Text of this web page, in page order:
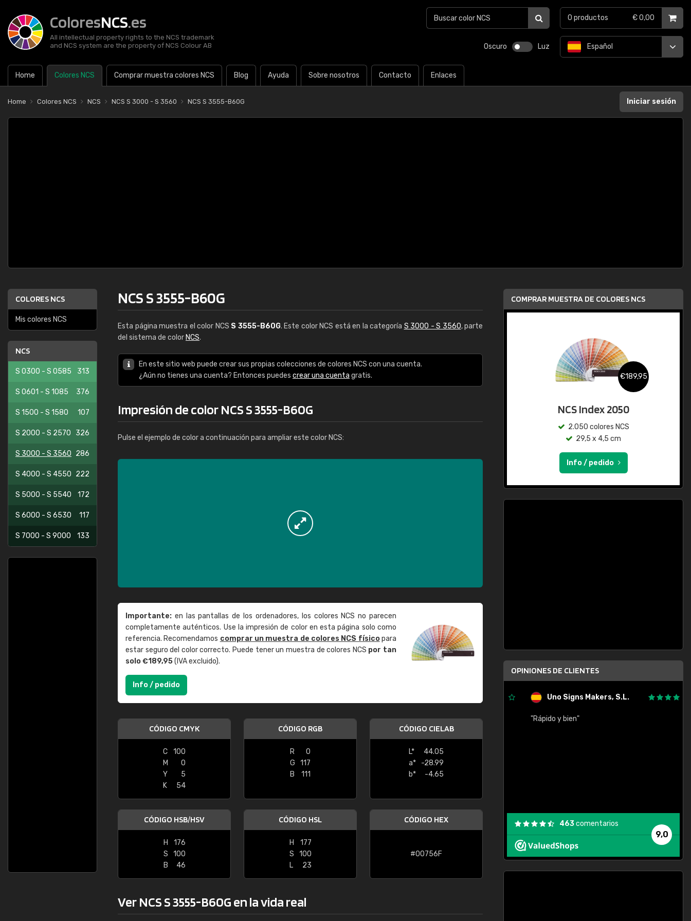
ColoresNCS.es
All intellectual property rights to the NCS trademark
and NCS system are the property of NCS Colour AB
Oscuro Luz
Home Colores NCS Comprar muestra colores NCS Blog Ayuda Sobre nosotros Contacto Enlaces
Español
0 productos € 0,00
Home Colores NCS NCS NCS S 3000 - S 3560 NCS S 3555-B60G Iniciar sesión
COLORES NCS
Mis colores NCS
NCS
S 0300 - S 0585 313
S 0601 - S 1085 376
S 1500 - S 1580 107
S 2000 - S 2570 326
S 3000 - S 3560 286
S 4000 - S 4550 222
S 5000 - S 5540 172
S 6000 - S 6530 117
S 7000 - S 9000 133
NCS S 3555-B60G
Esta página muestra el color NCS S 3555-B60G. Este color NCS está en la categoría S 3000 - S 3560, parte
del sistema de color NCS.
En este sitio web puede crear sus propias colecciones de colores NCS con una cuenta.
¿Aún no tienes una cuenta? Entonces puedes crear una cuenta gratis.
Impresión de color NCS S 3555-B60G
Pulse el ejemplo de color a continuación para ampliar este color NCS:
Importante: en las pantallas de los ordenadores, los colores NCS no parecen
completamente auténticos. Use la impresión de color en esta página solo como
referencia. Recomendamos comprar un muestra de colores NCS físicopara
estar seguro del color correcto. Puede tener un muestra de colores NCS por tan
solo €189,95(IVA excluido).
Info / pedido
CÓDIGO CMYK
C
100
M
0
Y
5
K
54
CÓDIGO RGB
R
0
G
117
B
111
CÓDIGO CIELAB
L*
44.05
a*
-28.99
b*
-4.65
CÓDIGO HSB/HSV
H
176
S
100
B
46
CÓDIGO HSL
H
177
S
100
L
23
CÓDIGO HEX
#00756F
Ver NCS S 3555-B60G en la vida real
COMPRAR MUESTRA DE COLORES NCS
€189,95
NCS Index 2050
2.050 colores NCS
29,5 x 4,5 cm
Info / pedido
OPINIONES DE CLIENTES
"Buen servicio. No obstante No es fácil
encontrar/comprar lo que se busca"
Uno Signs Makers, S.L.
"Rápido y bien"
9,0
463comentarios